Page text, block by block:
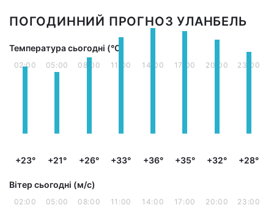
ПОГОДИННИЙ ПРОГНОЗ УЛАНБЕЛЬ
Температура сьогодні (°С)
02:00
+23°
05:00
+21°
08:00
+26°
11:00
+33°
14:00
+36°
17:00
+35°
20:00
+32°
23:00
+28°
Вітер сьогодні (м/с)
02:00 05:00 08:00 11:00 14:00 17:00 20:00 23:00